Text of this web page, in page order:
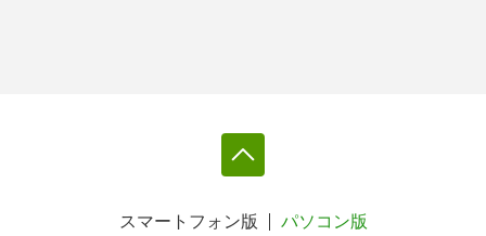
スマートフォン版 パソコン版